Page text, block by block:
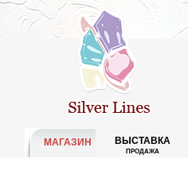
МАГАЗИН ВЫСТАВКА
ПРОДАЖА